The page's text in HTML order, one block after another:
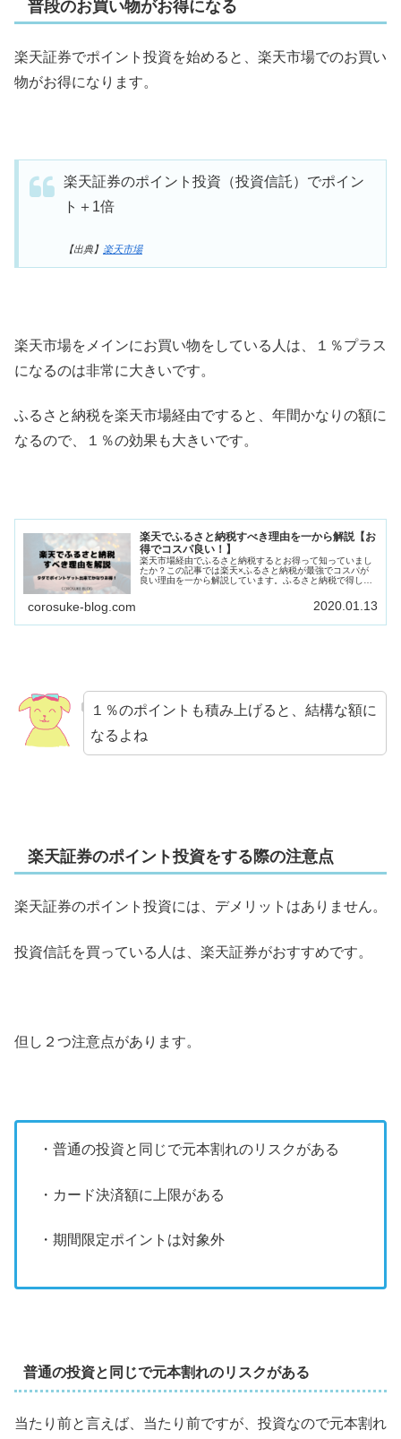
普段のお買い物がお得になる
楽天証券でポイント投資を始めると、楽天市場でのお買い
物がお得になります。
楽天証券のポイント投資（投資信託）でポイン
ト＋1倍
【出典】 楽天市場
楽天市場をメインにお買い物をしている人は、１％プラス
になるのは非常に大きいです。
ふるさと納税を楽天市場経由ですると、年間かなりの額に
なるので、１％の効果も大きいです。
楽天でふるさと納税すべき理由を一から解説【お
得でコスパ良い！】
楽天市場経由でふるさと納税するとお得って知っていまし
たか？この記事では楽天×ふるさと納税が最強でコスパが
良い理由を一から解説しています。ふるさと納税で得した
corosuke-blog.com 2020.01.13
１％のポイントも積み上げると、結構な額に
なるよね
楽天証券のポイント投資をする際の注意点
楽天証券のポイント投資には、デメリットはありません。
投資信託を買っている人は、楽天証券がおすすめです。
但し２つ注意点があります。
・普通の投資と同じで元本割れのリスクがある
・カード決済額に上限がある
・期間限定ポイントは対象外
普通の投資と同じで元本割れのリスクがある
当たり前と言えば、当たり前ですが、投資なので元本割れ